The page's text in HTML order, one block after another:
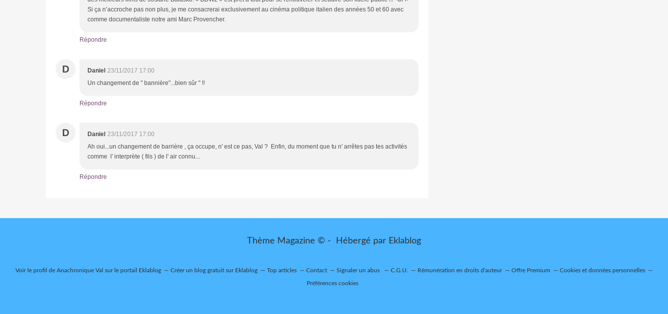
Si ça n’accroche pas non plus, je me consacrerai exclusivement au cinéma politique italien des années 50 et 60 avec
comme documentaliste notre ami Marc Provencher.
Répondre
D Daniel 23/11/2017 17:00
Un changement de " bannière"...bien sûr " !!
Répondre
D Daniel 23/11/2017 17:00
Ah oui...un changement de barrière , ça occupe, n' est ce pas, Val ? Enfin, du moment que tu n' arrêtes pas tes activités
comme l' interprète ( fils ) de l' air connu...
Répondre
Thème Magazine © - Hébergé par Eklablog
Voir le profil de Anachronique Val sur le portail Eklablog Créer un blog gratuit sur Eklablog Top articles Contact Signaler un abus C.G.U. Rémunération en droits d'auteur Offre Premium Cookies et données personnelles
Préférences cookies